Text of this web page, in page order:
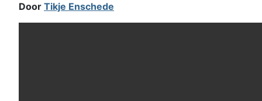
Door Tikje Enschede